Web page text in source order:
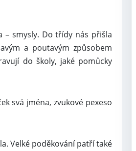
– smysly. Do třídy nás přišla
a poutavým způsobem
do školy, jaké pomůcky
svá jména, zvukové pexeso
Velké poděkování patří také